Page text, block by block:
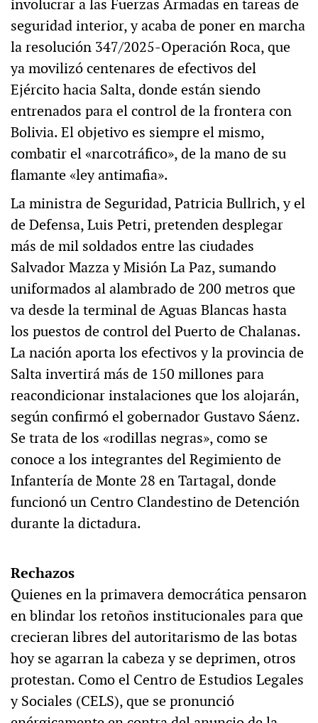
involucrar a las Fuerzas Armadas en tareas de
seguridad interior, y acaba de poner en marcha
la resolución 347/2025-Operación Roca, que
ya movilizó centenares de efectivos del
Ejército hacia Salta, donde están siendo
entrenados para el control de la frontera con
Bolivia. El objetivo es siempre el mismo,
combatir el «narcotráfico», de la mano de su
flamante «ley antimafia».
La ministra de Seguridad, Patricia Bullrich, y el
de Defensa, Luis Petri, pretenden desplegar
más de mil soldados entre las ciudades
Salvador Mazza y Misión La Paz, sumando
uniformados al alambrado de 200 metros que
va desde la terminal de Aguas Blancas hasta
los puestos de control del Puerto de Chalanas.
La nación aporta los efectivos y la provincia de
Salta invertirá más de 150 millones para
reacondicionar instalaciones que los alojarán,
según confirmó el gobernador Gustavo Sáenz.
Se trata de los «rodillas negras», como se
conoce a los integrantes del Regimiento de
Infantería de Monte 28 en Tartagal, donde
funcionó un Centro Clandestino de Detención
durante la dictadura.
Rechazos
Quienes en la primavera democrática pensaron
en blindar los retoños institucionales para que
crecieran libres del autoritarismo de las botas
hoy se agarran la cabeza y se deprimen, otros
protestan. Como el Centro de Estudios Legales
y Sociales (CELS), que se pronunció